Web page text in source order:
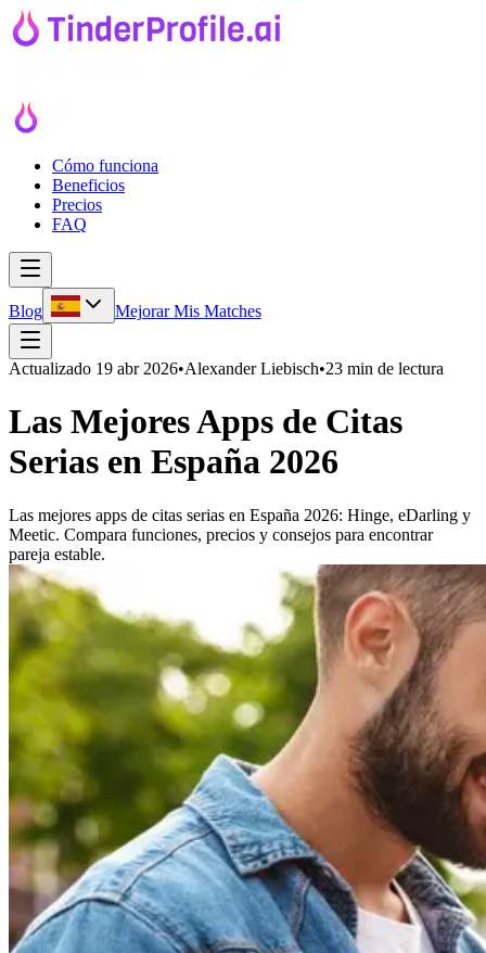
Cómo funciona
Beneficios
Precios
FAQ
Blog Mejorar Mis Matches
Actualizado 19 abr 2026•Alexander Liebisch•23 min de lectura
Las Mejores Apps de Citas
Serias en España 2026
Las mejores apps de citas serias en España 2026: Hinge, eDarling y
Meetic. Compara funciones, precios y consejos para encontrar
pareja estable.